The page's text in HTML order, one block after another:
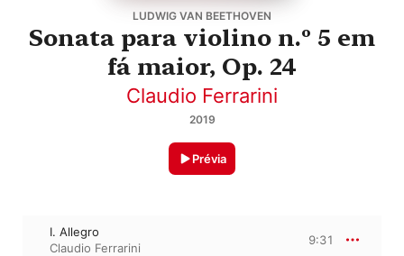
LUDWIG VAN BEETHOVEN
Sonata para violino n.º 5 em
fá maior, Op. 24
Claudio Ferrarini
2019
Prévia
I. Allegro
Claudio Ferrarini
9:31